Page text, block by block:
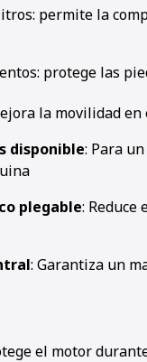
permite la
protege las
la movilidad
disponible: Para
plegable: Reduce
: Garantiza un
el motor